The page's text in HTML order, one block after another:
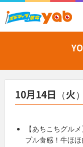
10月14日（火
【あちこちグル
プル食感！牛ほ